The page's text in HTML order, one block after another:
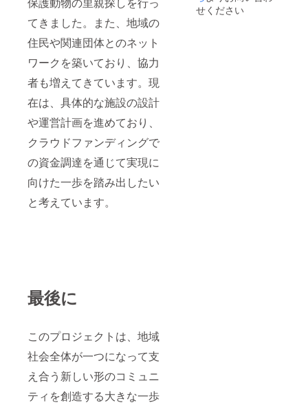
てきました。また、地域の
住民や関連団体とのネット
ワークを築いており、協力
者も増えてきています。現
在は、具体的な施設の設計
や運営計画を進めており、
クラウドファンディングで
の資金調達を通じて実現に
向けた一歩を踏み出したい
と考えています。
最後に
このプロジェクトは、地域
社会全体が一つになって支
え合う新しい形のコミュニ
ティを創造する大きな一歩
せください